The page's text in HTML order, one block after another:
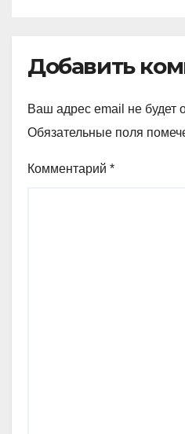
Добавить
Ваш адрес email не будет
Обязательные поля
Комментарий *